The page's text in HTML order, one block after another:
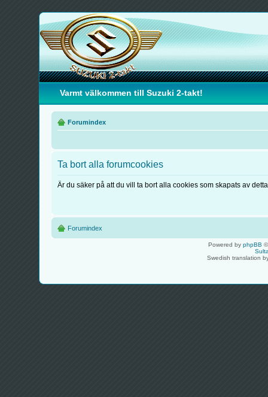
Varmt välkommen till Suzuki 2-takt!
Forumindex
Ta bort alla forumcookies
Är du säker på att du vill ta bort alla cookies som skapats av
Forumindex
Powered by phpBB
Swedish translation